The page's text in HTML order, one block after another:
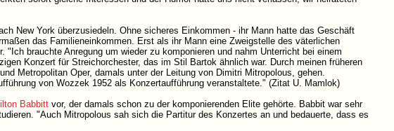
New York überzusiedeln. Ohne sicheres Einkommen - ihr Mann hatte das Geschäft
das Familieneinkommen. Erst als ihr Mann eine Zweigstelle des väterlichen
brauchte Anregung um wieder zu komponieren und nahm Unterricht bei einem
Konzert für Streichorchester, das im Stil Bartok ähnlich war. Durch meinen früheren
Metropolitan Oper, damals unter der Leitung von Dimitri Mitropolous, gehen.
von Wozzek 1952 als Konzertaufführung veranstaltete." (Zitat U. Mamlok)
Babbitt vor, der damals schon zu der komponierenden Elite gehörte. Babbit war sehr
"Auch Mitropolous sah sich die Partitur des Konzertes an und bedauerte, dass es